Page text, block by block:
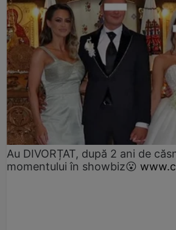
Au DIVORȚAT, după 2 ani de
momentului în showbiz😮